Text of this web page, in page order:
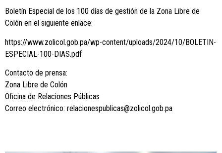
Boletín Especial de los 100 días de gestión de la Zona Libre de
Colón en el siguiente enlace:
https://www.zolicol.gob.pa/wp-content/uploads/2024/10/BOLETIN-
ESPECIAL-100-DIAS.pdf
Contacto de prensa:
Zona Libre de Colón
Oficina de Relaciones Públicas
Correo electrónico: relacionespublicas@zolicol.gob.pa